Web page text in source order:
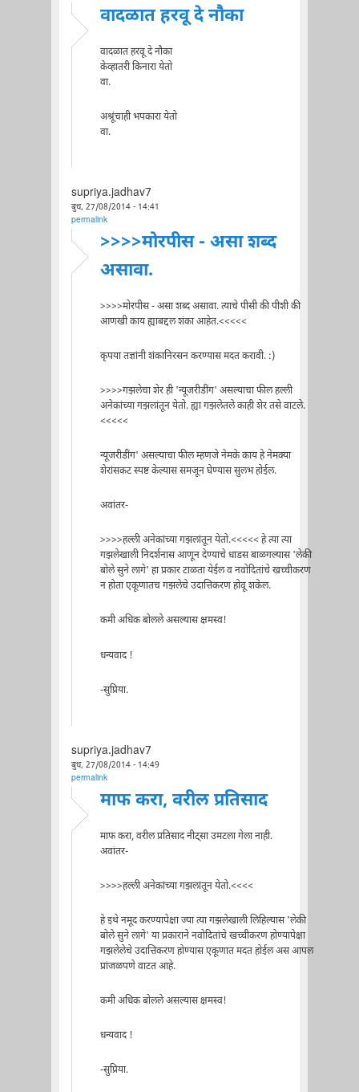
वादळात हरवू दे नौका
वादळात हरवू दे नौका
केव्हातरी किनारा येतो
वा.
अश्रूंचाही भपकारा येतो
वा.
supriya.jadhav7
बुध, 27/08/2014 - 14:41
permalink
>>>>मोरपीस - असा शब्द
असावा.
>>>>मोरपीस - असा शब्द असावा. त्याचे पीसी की पीशी की
आणखी काय ह्याबद्दल शंका आहेत.<<<<<
कृपया तज्ञांनी शंकानिरसन करण्यास मदत करावी. :)
>>>>गझलेचा शेर ही 'न्यूजरीडींग' असल्याचा फील हल्ली
अनेकांच्या गझलांतून येतो. ह्या गझलेतले काही शेर तसे वाटले.
<<<<<
न्यूजरीडींग' असल्याचा फील म्हणजे नेमके काय हे नेमक्या
शेरांसकट स्पष्ट केल्यास समजून घेण्यास सुलभ होईल.
अवांतर-
>>>>हल्ली अनेकांच्या गझलांतून येतो.<<<<< हे त्या त्या
गझलेखाली निदर्शनास आणून देण्याचे धाडस बाळगल्यास 'लेकी
बोले सुने लागे' हा प्रकार टाळता येईल व नवोदितांचे खच्चीकरण
न होता एकूणातच गझलेचे उदात्तिकरण होवू शकेल.
कमी अधिक बोलले असल्यास क्षमस्व!
धन्यवाद !
-सुप्रिया.
supriya.jadhav7
बुध, 27/08/2014 - 14:49
permalink
माफ करा, वरील प्रतिसाद
माफ करा, वरील प्रतिसाद नीट्सा उमटला गेला नाही.
अवांतर-
>>>>हल्ली अनेकांच्या गझलांतून येतो.<<<<
हे इथे नमूद करण्यापेक्षा ज्या त्या गझलेखाली लिहिल्यास 'लेकी
बोले सुने लागे' या प्रकाराने नवोदितांचे खच्चीकरण होण्यापेक्षा
गझलेलेचे उदात्तिकरण होण्यास एकूणात मदत होईल अस आपल
प्रांजळपणे वाटत आहे.
कमी अधिक बोलले असल्यास क्षमस्व!
धन्यवाद !
-सुप्रिया.